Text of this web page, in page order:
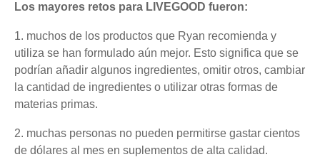
Los mayores retos para LIVEGOOD fueron:
1. muchos de los productos que Ryan recomienda y
utiliza se han formulado aún mejor. Esto significa que se
podrían añadir algunos ingredientes, omitir otros, cambiar
la cantidad de ingredientes o utilizar otras formas de
materias primas.
2. muchas personas no pueden permitirse gastar cientos
de dólares al mes en suplementos de alta calidad.